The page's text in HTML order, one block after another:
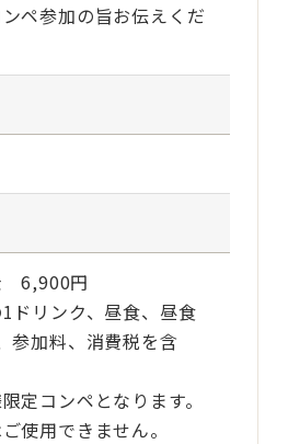
ペ参加の旨お伝えくだ
6,900円
ドリンク、昼食、昼食
参加料、消費税を含
定コンペとなります。
使用できません。